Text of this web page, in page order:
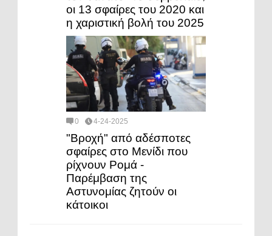
οι 13 σφαίρες του 2020 και
η χαριστική βολή του 2025
0 4-24-2025
"Βροχή" από αδέσποτες
σφαίρες στο Μενίδι που
ρίχνουν Ρομά -
Παρέμβαση της
Αστυνομίας ζητούν οι
κάτοικοι